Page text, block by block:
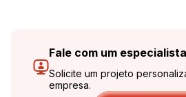
Fale com um especialista
Solicite um projeto
empresa.